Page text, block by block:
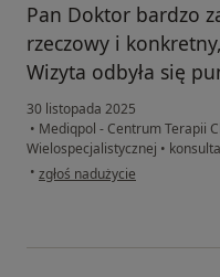
Pan Doktor bardzo
rzeczowy i
Wizyta odbyła się
30 listopada 2025
• Mediqpol - Centrum Terapii
Wielospecjalistycznej •
• w opinii użytkownika Paulina
zgłoś nadużycie